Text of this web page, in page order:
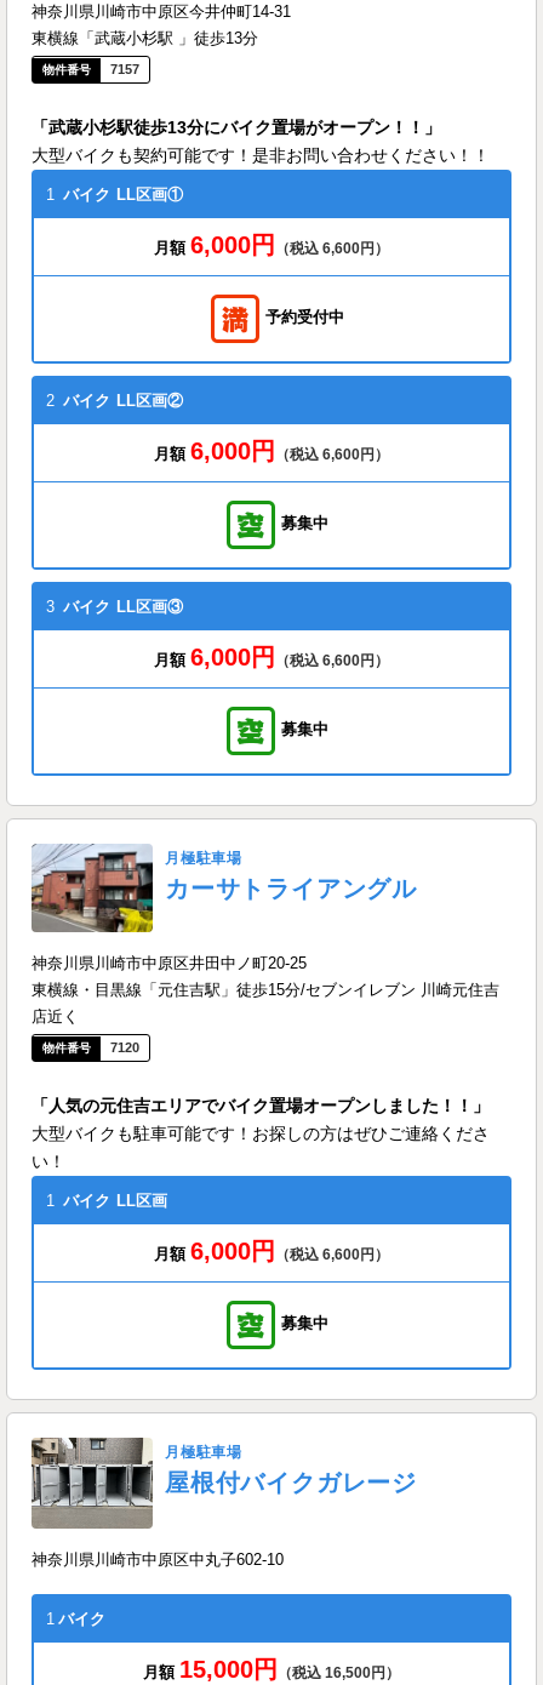
神奈川県川崎市中原区今井仲町14-31
東横線「武蔵小杉駅 」徒歩13分
7157
「武蔵小杉駅徒歩13分にバイク置場がオープン！！」
大型バイクも契約可能です！是非お問い合わせください！！
1 バイク LL区画①
月額 6,000円 （税込 6,600円）
予約受付中
2 バイク LL区画②
月額 6,000円 （税込 6,600円）
募集中
3 バイク LL区画③
月額 6,000円 （税込 6,600円）
募集中
月極駐車場
カーサトライアングル
神奈川県川崎市中原区井田中ノ町20-25
東横線・目黒線「元住吉駅」徒歩15分/セブンイレブン 川崎元住吉
店近く
7120
「人気の元住吉エリアでバイク置場オープンしました！！」
大型バイクも駐車可能です！お探しの方はぜひご連絡くださ
い！
1 バイク LL区画
月額 6,000円 （税込 6,600円）
募集中
月極駐車場
屋根付バイクガレージ
神奈川県川崎市中原区中丸子602-10
1 バイク
月額 15,000円 （税込 16,500円）